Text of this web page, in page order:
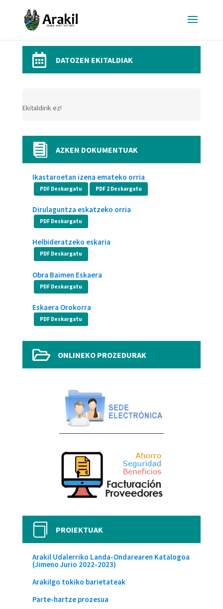
 DATOZEN EKITALDIAK
Ekitaldirik ez!
 AZKEN DOKUMENTUAK
Ikastaroetan izena emateko orria
PDF Deskargatu PDF 2 Deskargatu
Dirulaguntza eskatzeko orria
PDF Deskargatu
Helbideratzeko eskaria
PDF Deskargatu
Obra Baimen Eskaera
PDF Deskargatu
Eskaera Orokorra
PDF Deskargatu
 ONLINEKO PROZEDURAK
 PROIEKTUAK
Arakil Udalerriko Landa-Ondarearen Katalogoa
(Jimeno Jurio 2022-2023)
Arakilgo tokiko barietateak
Parte-hartze prozesua